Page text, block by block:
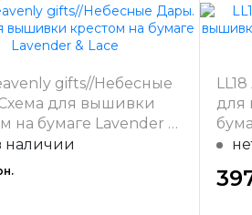
США
частичная
gifts//Небесные
для вышивки
на бумаге Lavender &
наличии
для